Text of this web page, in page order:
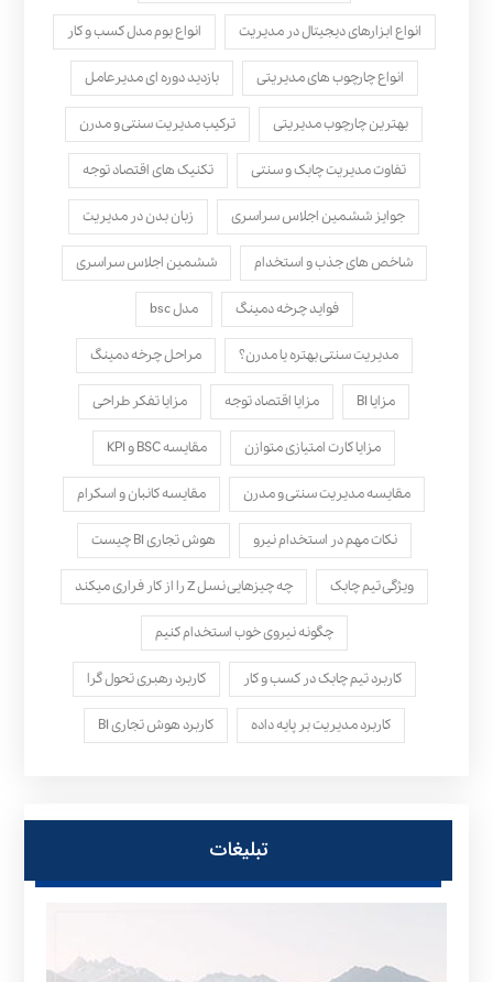
انواع ابزارهای دیجیتال در مدیریت انواع بوم مدل کسب‌ و کار
انواع چارچوب های مدیریتی بازدید دوره ای مدیرعامل
بهترین چارچوب مدیریتی ترکیب مدیریت سنتی و مدرن
تفاوت مدیریت چابک و سنتی تکنیک های اقتصاد توجه
جوایز ششمین اجلاس سراسری زبان بدن در مدیریت
شاخص های جذب و استخدام ششمین اجلاس سراسری
فواید چرخه دمینگ مدل bsc
مدیریت سنتی بهتره یا مدرن؟ مراحل چرخه دمینگ
مزایا BI مزایا اقتصاد توجه مزایا تفکر طراحی
مزایا کارت امتیازی متوازن مقایسه BSC و KPI
مقایسه مدیریت سنتی و مدرن مقایسه کانبان و اسکرام
نکات مهم در استخدام نیرو هوش تجاری BI چیست
ویژگی تیم چابک چه چیزهایی نسل Z را از کار فراری میکند
چگونه نیروی خوب استخدام کنیم
کاربرد تیم چابک در کسب و کار کاربرد رهبری تحول‌ گرا
کاربرد مدیریت بر پایه داده کاربرد هوش تجاری BI
تبلیغات